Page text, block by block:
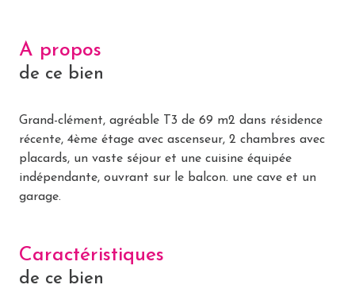
A propos
de ce bien
Grand-clément, agréable T3 de 69 m2 dans résidence
récente, 4ème étage avec ascenseur, 2 chambres avec
placards, un vaste séjour et une cuisine équipée
indépendante, ouvrant sur le balcon. une cave et un
garage.
Caractéristiques
de ce bien